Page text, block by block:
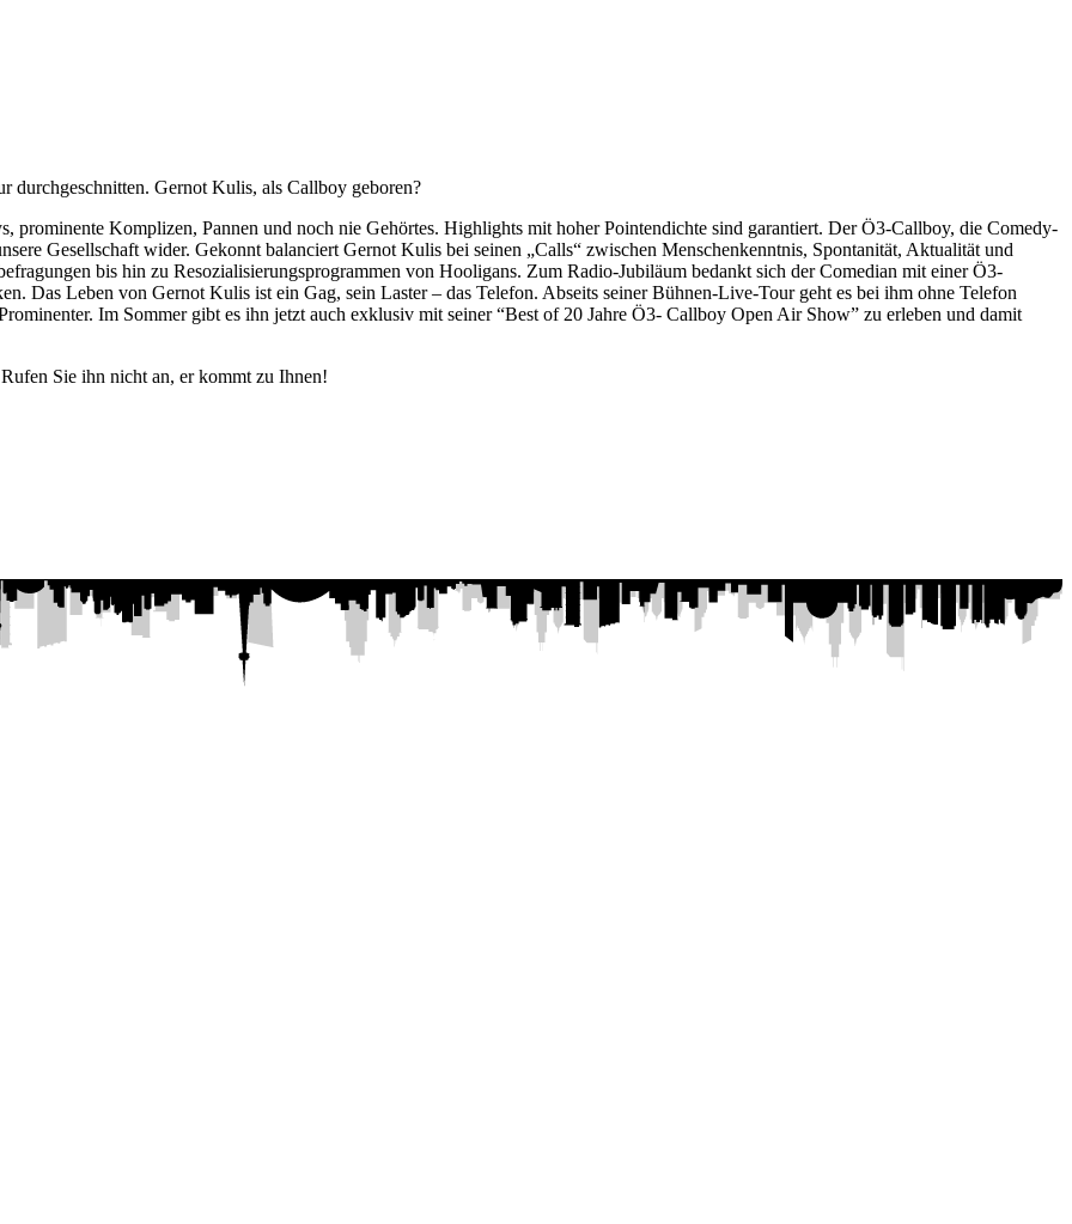
durchgeschnitten. Gernot Kulis, als Callboy geboren?
prominente Komplizen, Pannen und noch nie Gehörtes. Highlights mit hoher Pointendichte sind garantiert. Der Ö3-Callboy, die Comedy-
Gesellschaft wider. Gekonnt balanciert Gernot Kulis bei seinen „Calls“ zwischen Menschenkenntnis, Spontanität, Aktualität und
bis hin zu Resozialisierungsprogrammen von Hooligans. Zum Radio-Jubiläum bedankt sich der Comedian mit einer Ö3-
Das Leben von Gernot Kulis ist ein Gag, sein Laster – das Telefon. Abseits seiner Bühnen-Live-Tour geht es bei ihm ohne Telefon
Im Sommer gibt es ihn jetzt auch exklusiv mit seiner “Best of 20 Jahre Ö3- Callboy Open Air Show” zu erleben und damit
Sie ihn nicht an, er kommt zu Ihnen!